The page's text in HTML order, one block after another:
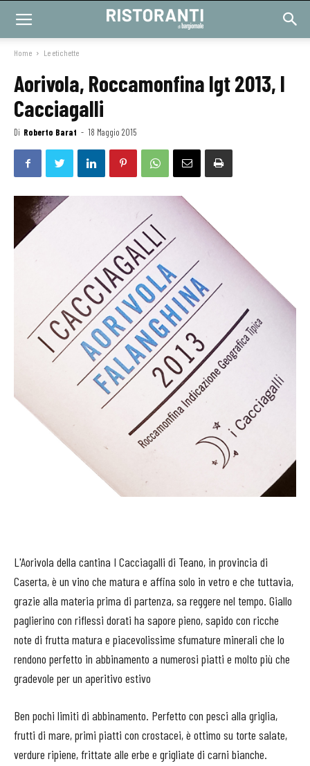
Home Le etichette
Aorivola, Roccamonfina Igt 2013, I
Cacciagalli
Di Roberto Barat - 18 Maggio 2015
L'Aorivola della cantina I Cacciagalli di Teano, in provincia di
Caserta, è un vino che matura e affina solo in vetro e che tuttavia,
grazie alla materia prima di partenza, sa reggere nel tempo. Giallo
paglierino con riflessi dorati ha sapore pieno, sapido con ricche
note di frutta matura e piacevolissime sfumature minerali che lo
rendono perfetto in abbinamento a numerosi piatti e molto più che
gradevole per un aperitivo estivo
Ben pochi limiti di abbinamento. Perfetto con pesci alla griglia,
frutti di mare, primi piatti con crostacei, è ottimo su torte salate,
verdure ripiene, frittate alle erbe e grigliate di carni bianche.